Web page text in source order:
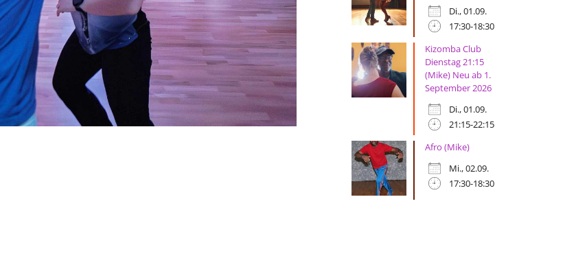
Di., 01.09.
17:30-18:30
Kizomba Club
Dienstag 21:15
(Mike) Neu ab 1.
September 2026
Di., 01.09.
21:15-22:15
Afro (Mike)
Mi., 02.09.
17:30-18:30